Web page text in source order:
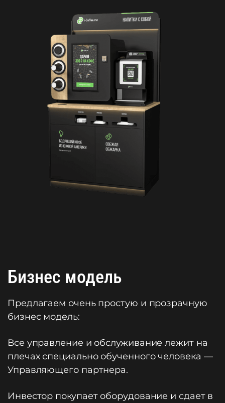
Бизнес модель
Предлагаем очень простую и прозрачную
бизнес модель:
Все управление и обслуживание лежит на
плечах специально обученного человека —
Управляющего партнера.
Инвестор покупает оборудование и сдает в